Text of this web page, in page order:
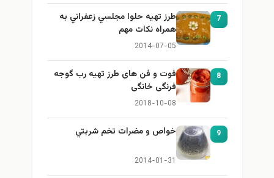
7
طرز تهيه حلوا مجلسي زعفراني به
همراه نكات مهم
2014-07-05
8
فوت و فن های طرز تهیه رب گوجه
فرنگی خانگی
2018-10-08
9 خواص و مضرات تخم شربتي
2014-01-31